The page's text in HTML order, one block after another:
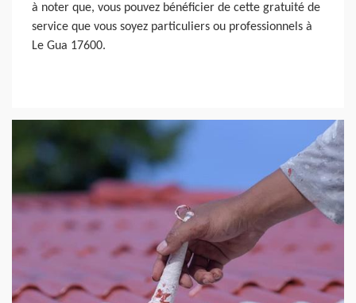
à noter que, vous pouvez bénéficier de cette gratuité de
service que vous soyez particuliers ou professionnels à
Le Gua 17600.